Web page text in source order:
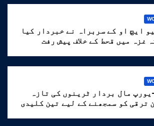
ایچ او کے سربراہ نے خبردار کیا
غزہ میں قحط کے خلاف پیش رفت
مال بردار ٹرینوں کی تازہ
ترقی کو سمجھنے کے لیے تین کلیدی